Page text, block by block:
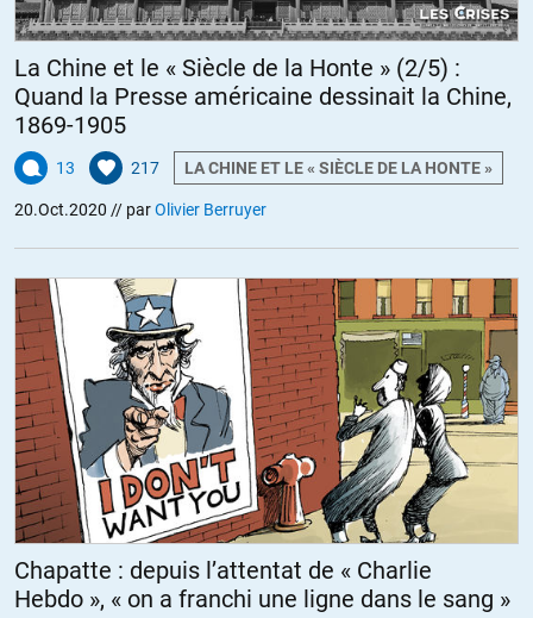
La Chine et le « Siècle de la Honte » (2/5) :
Quand la Presse américaine dessinait la Chine,
1869-1905
13 217 LA CHINE ET LE « SIÈCLE DE LA HONTE »
20.Oct.2020 // parOlivier Berruyer
Chapatte : depuis l’attentat de « Charlie
Hebdo », « on a franchi une ligne dans le sang »